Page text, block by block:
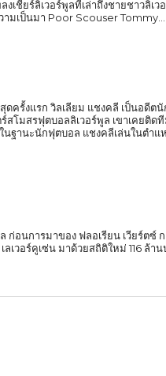
เชียร์ลิเวอร์พูลที่เล่าถึงชายชาวลิ
มเป็นมา Poor Scouser Tommy...
ครั้งแรก วิลเลียม แชงคลี เป็นอดี
โมสรฟุตบอลลิเวอร์พูล เขาเคยติ
ก่อนการมาของ ฟลอเรียน เวียร์ตซ์
สถิติใหม่ 116 ล้านปอนด์ แต่ก่อนที่จะได้เห็นว่า